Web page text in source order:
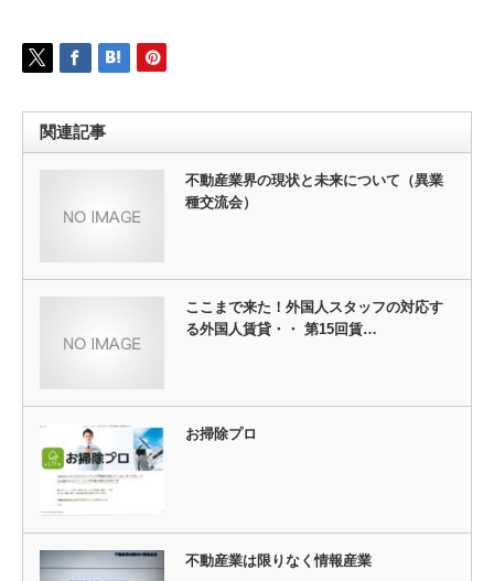
関連記事
不動産業界の現状と未来について（異業
種交流会）
ここまで来た！外国人スタッフの対応す
る外国人賃貸・・ 第15回賃…
お掃除プロ
不動産業は限りなく情報産業